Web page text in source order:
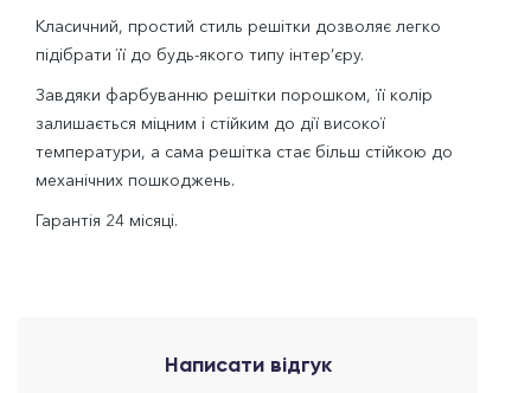
Класичний, простий стиль решітки дозволяє легко
підібрати її до будь-якого типу інтер’єру.
Завдяки фарбуванню решітки порошком, її колір
залишається міцним і стійким до дії високої
температури, а сама решітка стає більш стійкою до
механічних пошкоджень.
Гарантія 24 місяці.
Написати відгук